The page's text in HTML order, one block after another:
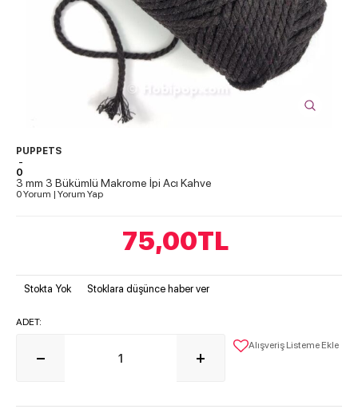
PUPPETS
-
0
3 mm 3 Bükümlü Makrome İpi Acı Kahve
0 Yorum | Yorum Yap
75,00TL
Stokta Yok Stoklara düşünce haber ver
ADET:
Alışveriş Listeme Ekle